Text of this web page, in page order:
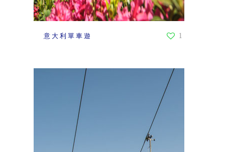
意大利單車遊 1